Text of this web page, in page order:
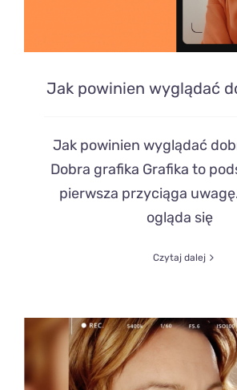
Jak powinien wyglądać
Jak powinien wyglądać
Dobra grafika Grafika to
pierwsza przyciąga
ogląda się
Czytaj dalej